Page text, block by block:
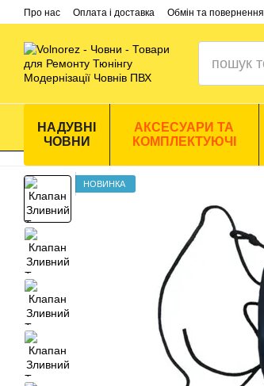
Перейти до основного контенту
Про нас Оплата і доставка Обмін та повернення
НАДУВНІ
ЧОВНИ
АКСЕСУАРИ ТА
КОМПЛЕКТУЮЧІ
НОВИНКА